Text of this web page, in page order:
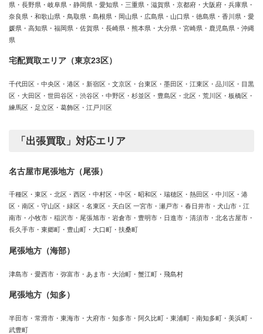
県・長野県・岐阜県・静岡県・愛知県・三重県・滋賀県・京都府・大阪府・兵庫県・
奈良県・和歌山県・鳥取県・島根県・岡山県・広島県・山口県・徳島県・香川県・愛
媛県・高知県・福岡県・佐賀県・長崎県・熊本県・大分県・宮崎県・鹿児島県・沖縄
県
宅配買取エリア（東京23区）
千代田区・中央区・港区・新宿区・文京区・台東区・墨田区・江東区・品川区・目黒
区・大田区・世田谷区・渋谷区・中野区・杉並区・豊島区・北区・荒川区・板橋区・
練馬区・足立区・葛飾区・江戸川区
「出張買取」対応エリア
名古屋市尾張地方（尾張）
千種区・東区・北区・西区・中村区・中区・昭和区・瑞穂区・熱田区・中川区・港
区・南区・守山区・緑区・名東区・天白区 一宮市・瀬戸市・春日井市・犬山市・江
南市・小牧市・稲沢市・尾張旭市・岩倉市・豊明市・日進市・清須市・北名古屋市・
長久手市・東郷町・豊山町・大口町・扶桑町
尾張地方（海部）
津島市・愛西市・弥富市・あま市・大治町・蟹江町・飛島村
尾張地方（知多）
半田市・常滑市・東海市・大府市・知多市・阿久比町・東浦町・南知多町・美浜町・
武豊町